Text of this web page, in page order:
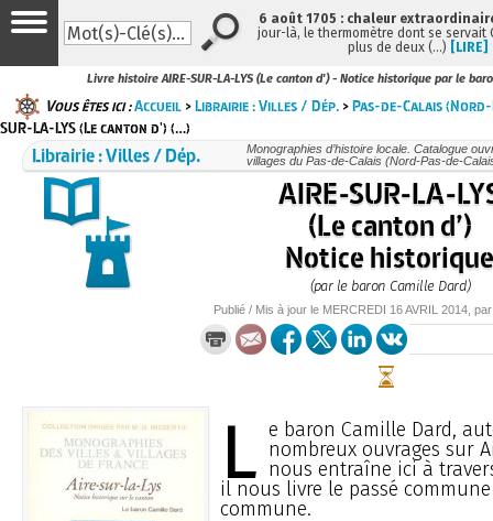
Livre histoire AIRE-SUR-LA-LYS (Le canton d') - Notice historique par le
Vous êtes ici :Accueil >Librairie : Villes / Dép. >Pas-de-Calais
SUR-LA-LYS (Le canton d') (…)
Librairie : Villes / Dép.
Monographies d’histoire locale. Catalogue
villages du Pas-de-Calais (Nord-Pas-de-
AIRE-SUR-LA-
(Le canton d’)
Notice
(par le baron Camille Dard)
Publié / Mis à jour le MERCREDI 16 AVRIL 2014 ,
L e baron Camille Dard,
nombreux ouvrages sur
nous entraîne ici à
il nous livre le passé
commune.
6 août 1705 : chaleur
jour-là, le thermomètre dont se servait
plus de deux (…) [LIRE]